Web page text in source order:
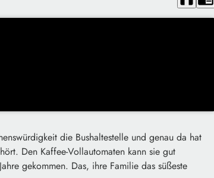
die Bushaltestelle und genau da hat
Den Kaffee-Vollautomaten kann sie gut
gekommen. Das, ihre Familie das süßeste